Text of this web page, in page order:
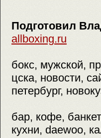
Подготовил
allboxing.ru
бокс, мужской,
цска, новости,
петербург,
бар, кофе,
кухни, daewoo,